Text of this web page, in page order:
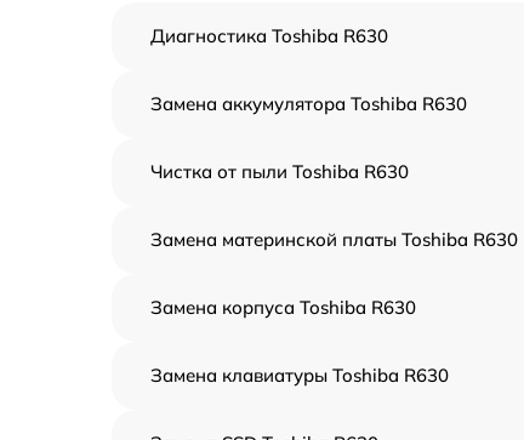
Диагностика Toshiba R630
Замена аккумулятора Toshiba R630
Чистка от пыли Toshiba R630
Замена материнской платы Toshiba R630
Замена корпуса Toshiba R630
Замена клавиатуры Toshiba R630